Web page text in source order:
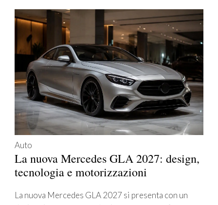
Auto
La nuova Mercedes GLA 2027: design,
tecnologia e motorizzazioni
La nuova Mercedes GLA 2027 si presenta con un